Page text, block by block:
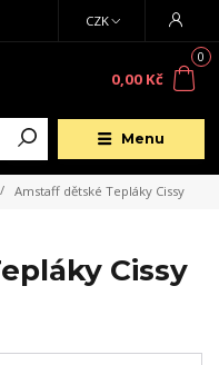
Menu
CZK
0
0,00 Kč
Amstaff dětské Tepláky Cissy
Cissy